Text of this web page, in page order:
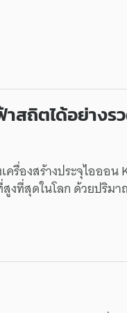
สถิตได้อย่างร
องสร้างประจุไอออน
สูงที่สุดในโลก ด้วยปริ